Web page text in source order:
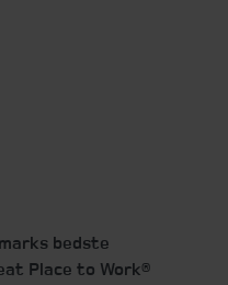
bedste
Place to Work®